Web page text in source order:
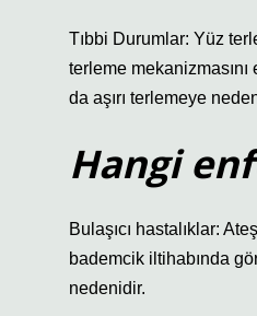
Tıbbi Durumlar: Yüz
terleme
da aşırı terlemeye
Hangi
Bulaşıcı hastalıklar:
bademcik iltihabında
nedenidir.